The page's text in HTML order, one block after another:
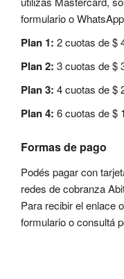
formulario o
Plan 1: 2 cuotas de $
Plan 2: 3 cuotas de $
Plan 3: 4 cuotas de $
Plan 4: 6 cuotas de $
Formas de pago
Podés pagar con
redes de cobranza
Para recibir el enlace
formulario o consultá